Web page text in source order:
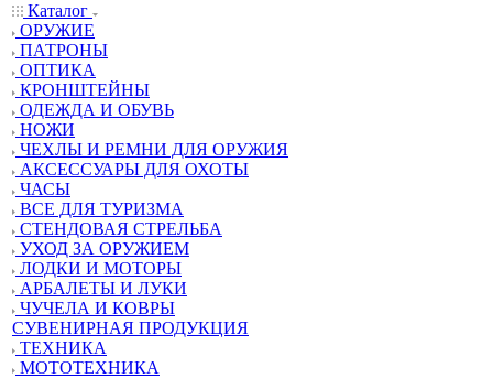
Каталог
ОРУЖИЕ
ПАТРОНЫ
ОПТИКА
КРОНШТЕЙНЫ
ОДЕЖДА И ОБУВЬ
НОЖИ
ЧЕХЛЫ И РЕМНИ ДЛЯ ОРУЖИЯ
АКСЕССУАРЫ ДЛЯ ОХОТЫ
ЧАСЫ
ВСЕ ДЛЯ ТУРИЗМА
СТЕНДОВАЯ СТРЕЛЬБА
УХОД ЗА ОРУЖИЕМ
ЛОДКИ И МОТОРЫ
АРБАЛЕТЫ И ЛУКИ
ЧУЧЕЛА И КОВРЫ
СУВЕНИРНАЯ ПРОДУКЦИЯ
ТЕХНИКА
МОТОТЕХНИКА